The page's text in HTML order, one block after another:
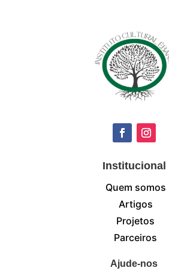
Institucional
Quem somos
Artigos
Projetos
Parceiros
Ajude-nos